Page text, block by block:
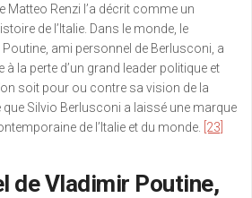
Matteo Renzi l’a décrit comme un
de l’Italie. Dans le monde, le
ami personnel de Berlusconi, a
la perte d’un grand leader politique et
soit pour ou contre sa vision de la
que Silvio Berlusconi a laissé une marque
de l’Italie et du monde.
[23]
de Vladimir Poutine,